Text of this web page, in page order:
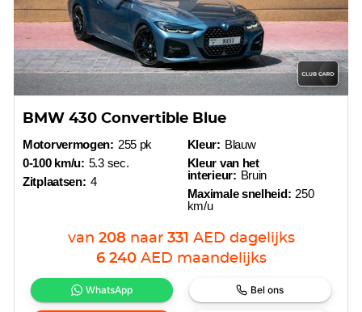
BMW 430 Convertible Blue
Motorvermogen: 255 pk
0-100 km/u: 5.3 sec.
Zitplaatsen: 4
Kleur: Blauw
Kleur van het
interieur: Bruin
Maximale snelheid: 250
km/u
van 208 naar 331 AED dagelijks
6 240 AED maandelijks
WhatsApp Bel ons